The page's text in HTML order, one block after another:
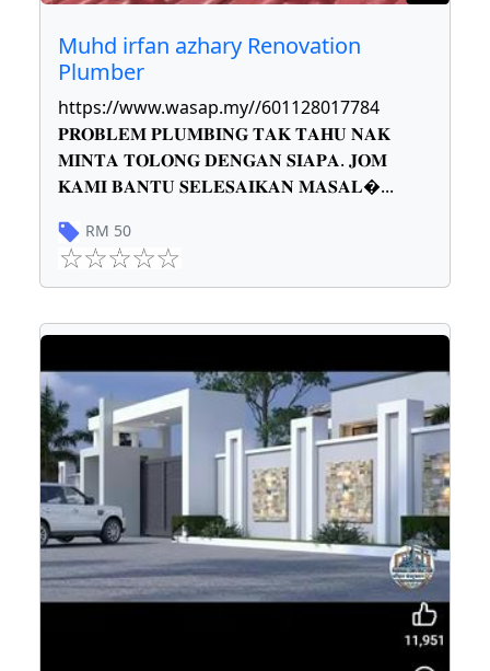
Muhd irfan azhary Renovation
Plumber
https://www.wasap.my//601128017784
𝐏𝐑𝐎𝐁𝐋𝐄𝐌 𝐏𝐋𝐔𝐌𝐁𝐈𝐍𝐆 𝐓𝐀𝐊 𝐓𝐀𝐇𝐔 𝐍𝐀𝐊
𝐌𝐈𝐍𝐓𝐀 𝐓𝐎𝐋𝐎𝐍𝐆 𝐃𝐄𝐍𝐆𝐀𝐍 𝐒𝐈𝐀𝐏𝐀. 𝐉𝐎𝐌
𝐊𝐀𝐌𝐈 𝐁𝐀𝐍𝐓𝐔 𝐒𝐄𝐋𝐄𝐒𝐀𝐈𝐊𝐀𝐍 𝐌𝐀𝐒𝐀𝐋...
RM 50